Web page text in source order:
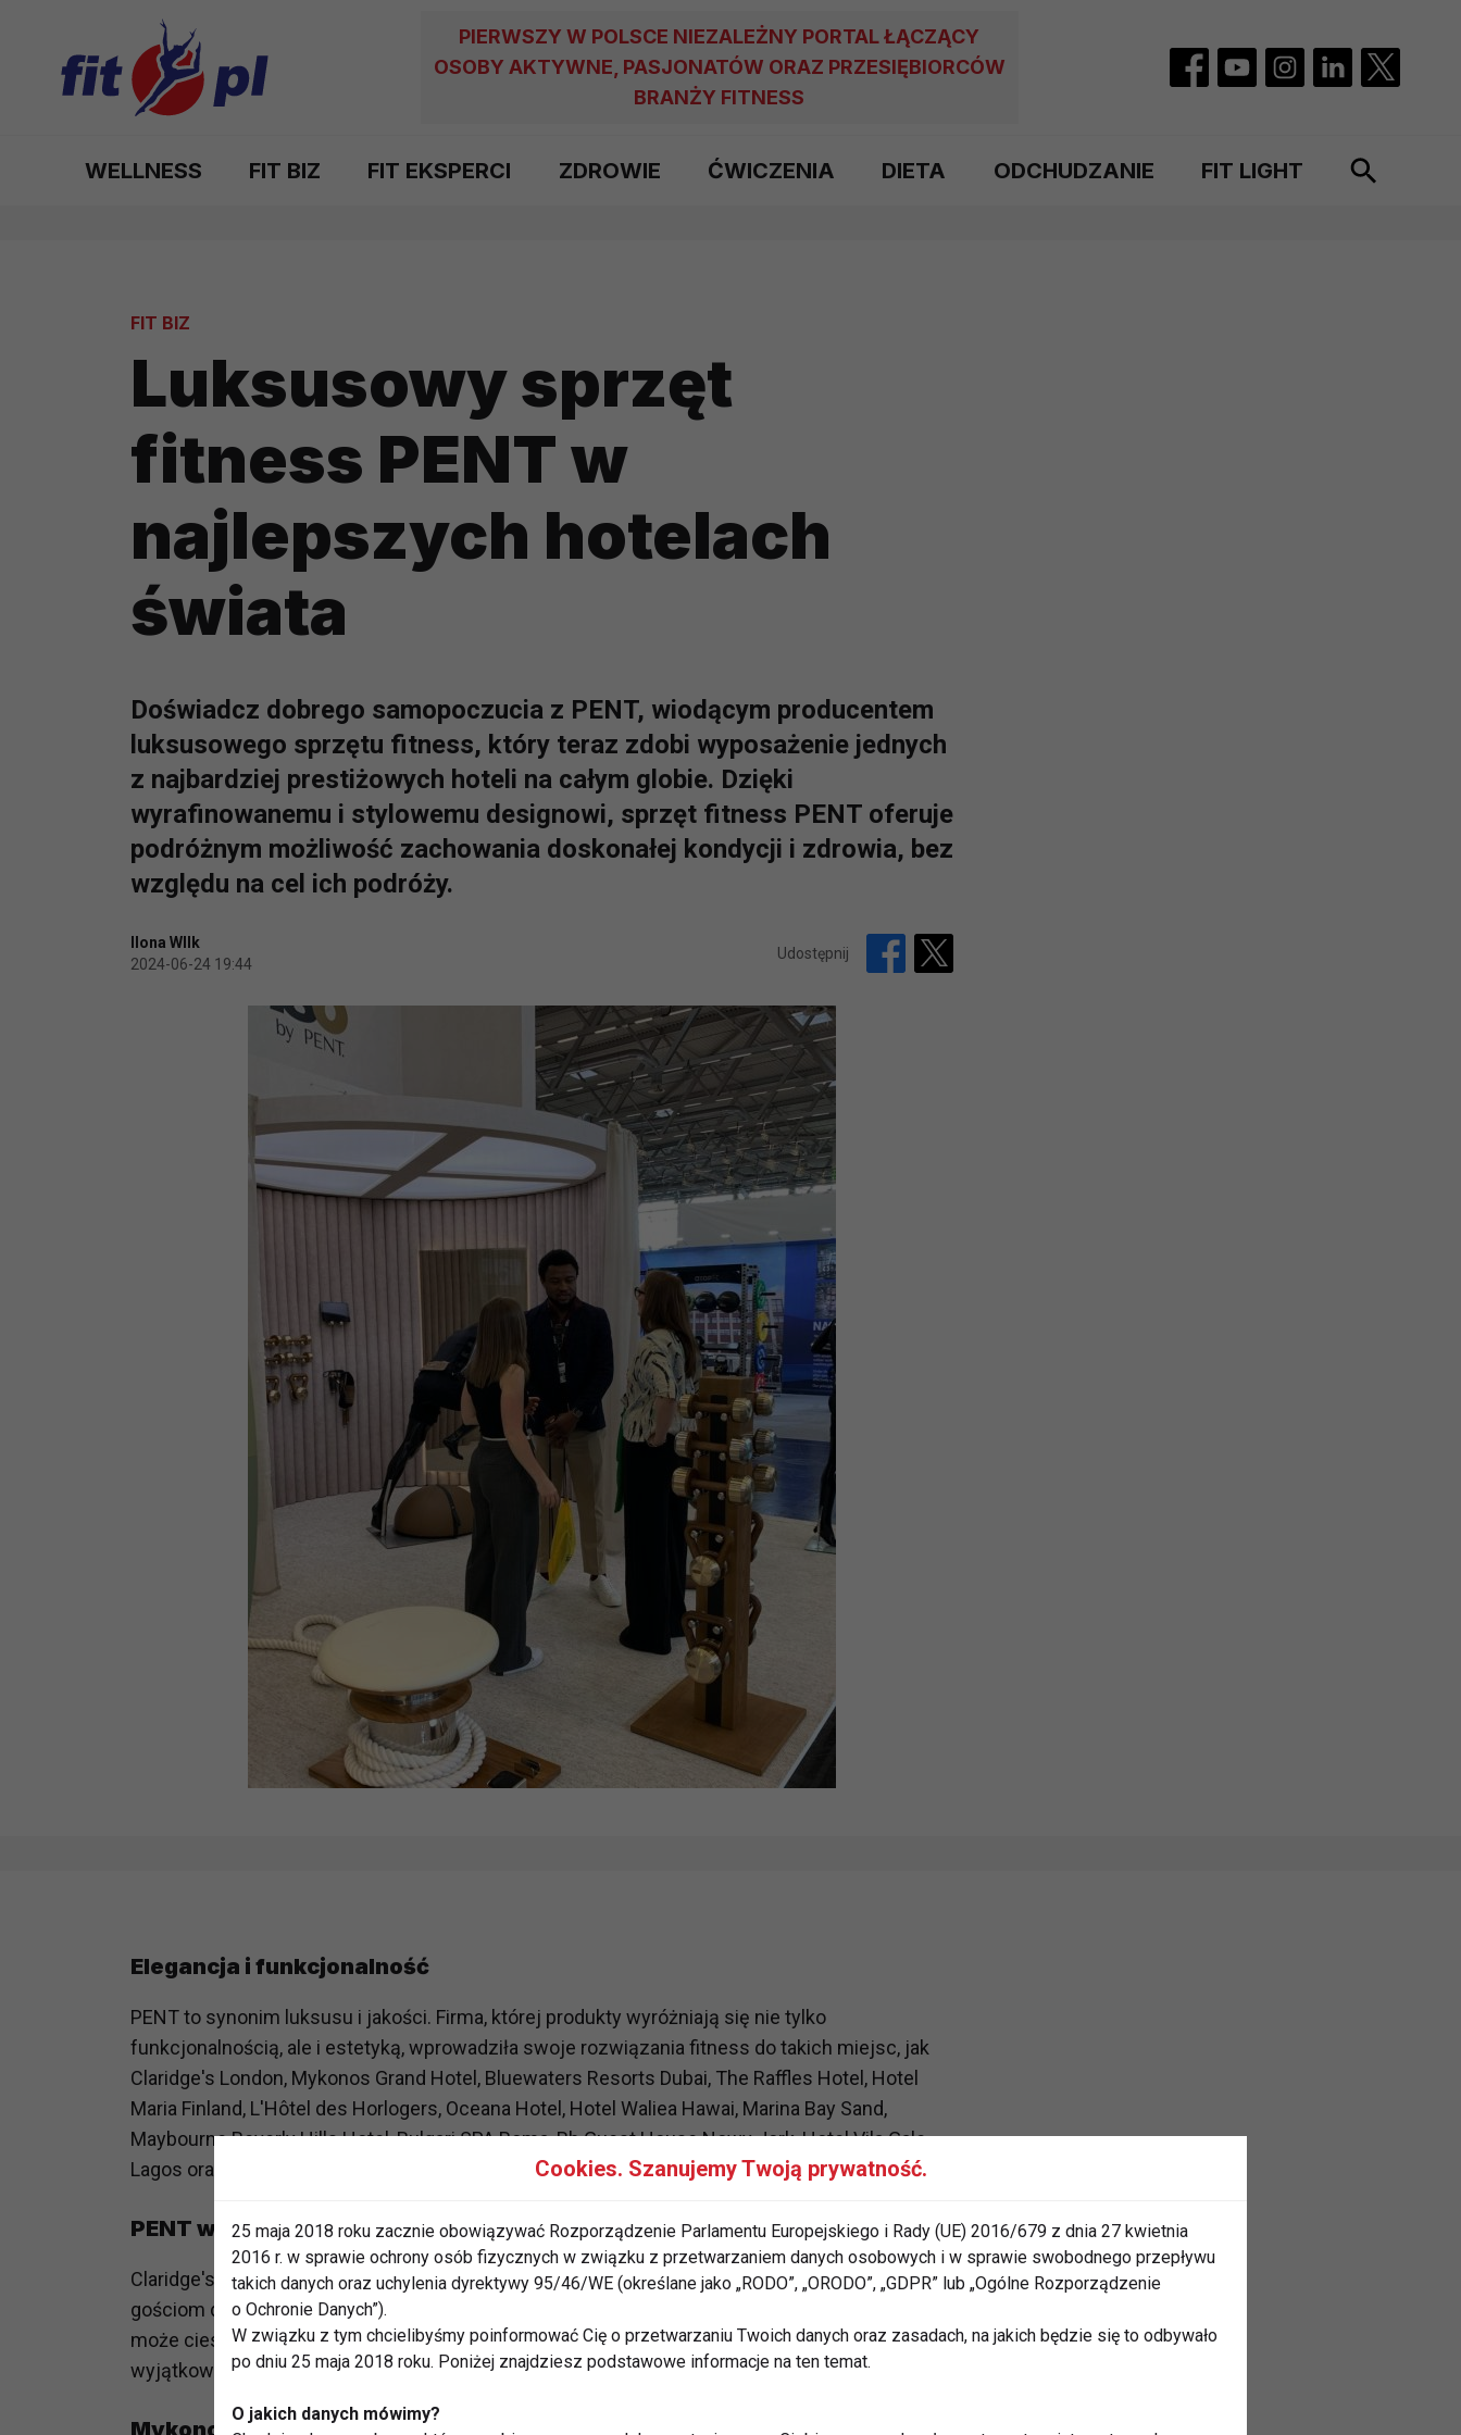
PIERWSZY W POLSCE NIEZALEŻNY PORTAL ŁĄCZĄCY
OSOBY AKTYWNE, PASJONATÓW ORAZ PRZESIĘBIORCÓW
BRANŻY FITNESS
WELLNESS FIT BIZ FIT EKSPERCI ZDROWIE ĆWICZENIA DIETA ODCHUDZANIE FIT LIGHT
FIT BIZ
Luksusowy sprzęt
fitness PENT w
najlepszych hotelach
świata
Doświadcz dobrego samopoczucia z PENT, wiodącym producentem
luksusowego sprzętu fitness, który teraz zdobi wyposażenie jednych
z najbardziej prestiżowych hoteli na całym globie. Dzięki
wyrafinowanemu i stylowemu designowi, sprzęt fitness PENT oferuje
podróżnym możliwość zachowania doskonałej kondycji i zdrowia, bez
względu na cel ich podróży.
Ilona WIlk
2024-06-24 19:44
Udostępnij
Elegancja i funkcjonalność
PENT to synonim luksusu i jakości. Firma, której produkty wyróżniają się nie tylko
funkcjonalnością, ale i estetyką, wprowadziła swoje rozwiązania fitness do takich miejsc, jak
Claridge's London, Mykonos Grand Hotel, Bluewaters Resorts Dubai, The Raffles Hotel, Hotel
Maria Finland, L'Hôtel des Horlogers, Oceana Hotel, Hotel Waliea Hawai, Marina Bay Sand,
Maybourne Beverly Hills Hotel, Bulgari SPA Roma, Rh Guest House Nowy Jork, Hotel Vila Gale -
Lagos oraz The Robertson House Singapur.
PENT w Claridge's London
Claridge's w Londynie, znany ze swojego niepowtarzalnego stylu i elegancji, teraz oferuje
gościom dostęp do sprzętu fitness PENT. Dzięki temu, każdy kto zatrzymuje się w tym hotelu,
może cieszyć się nie tylko luksusowym wypoczynkiem, ale również dbać o swoją formę w
wyjątkowym otoczeniu.
Mykonos Grand Hotel – Grecka perła z PENT
Cookies. Szanujemy Twoją prywatność.
25 maja 2018 roku zacznie obowiązywać Rozporządzenie Parlamentu Europejskiego i Rady (UE) 2016/679 z dnia 27 kwietnia
2016 r. w sprawie ochrony osób fizycznych w związku z przetwarzaniem danych osobowych i w sprawie swobodnego przepływu
takich danych oraz uchylenia dyrektywy 95/46/WE (określane jako „RODO”, „ORODO”, „GDPR” lub „Ogólne Rozporządzenie
o Ochronie Danych”).
W związku z tym chcielibyśmy poinformować Cię o przetwarzaniu Twoich danych oraz zasadach, na jakich będzie się to odbywało
po dniu 25 maja 2018 roku. Poniżej znajdziesz podstawowe informacje na ten temat.
O jakich danych mówimy?